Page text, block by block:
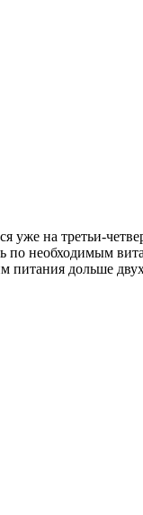
уже на третьи-
по необходимым
питания дольше